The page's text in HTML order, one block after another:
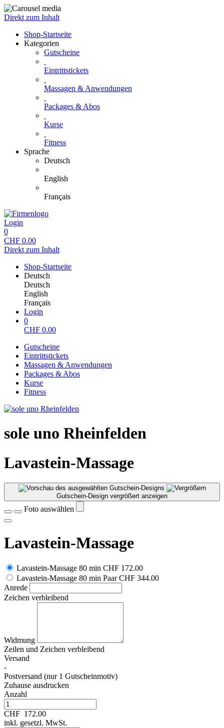
Direkt zum Inhalt
Shop-Startseite
Kategorien
Gutscheine
Eintrittstickets
Massagen & Anwendungen
Packages & Abos
Kurse
Fitness
Sprache
Deutsch
English
Français
Login
0
CHF 0.00
Direkt zum Inhalt
Shop-Startseite
Deutsch
Deutsch
English
Français
Login
0
CHF 0.00
Gutscheine
Eintrittstickets
Massagen & Anwendungen
Packages & Abos
Kurse
Fitness
sole uno Rheinfelden
Lavastein-Massage
Gutschein-Design vergrößert anzeigen
Foto auswählen
Lavastein-Massage
Lavastein-Massage 80 min CHF 172.00
Lavastein-Massage 80 min Paar CHF 344.00
Anrede
Zeichen verbleibend
Widmung
Zeilen und Zeichen verbleibend
Versand
-
Postversand (nur 1 Gutscheinmotiv)
Zuhause ausdrucken
Anzahl
CHF 172.00
inkl. gesetzl. MwSt.